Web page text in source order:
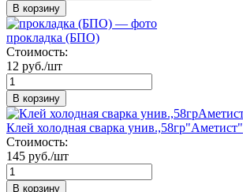
В корзину
прокладка (БПО)
Стоимость:
12 руб./шт
В корзину
Клей холодная сварка унив.,58гр"Аметист"
Стоимость:
145 руб./шт
В корзину